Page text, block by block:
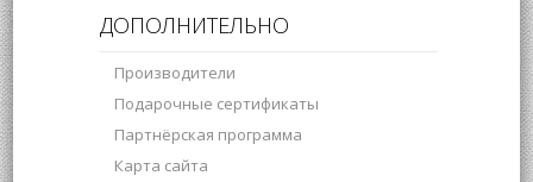
ДОПОЛНИТЕЛЬНО
Производители
Подарочные сертификаты
Партнёрская программа
Карта сайта